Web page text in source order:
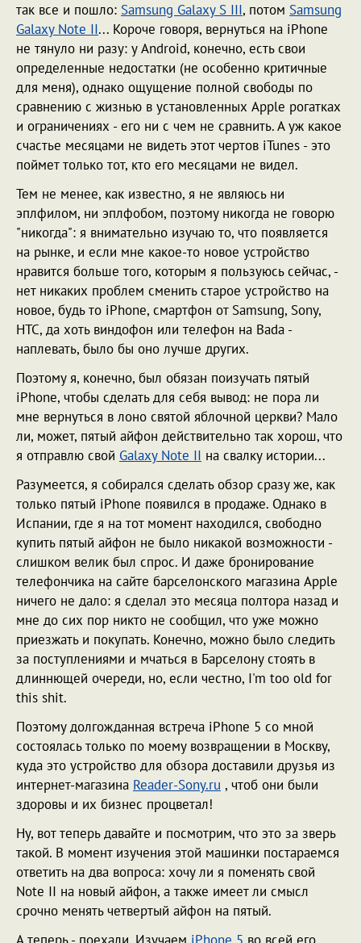
так все и пошло: Samsung Galaxy S III, потом Samsung
Galaxy Note II... Короче говоря, вернуться на iPhone
не тянуло ни разу: у Android, конечно, есть свои
определенные недостатки (не особенно критичные
для меня), однако ощущение полной свободы по
сравнению с жизнью в установленных Apple рогатках
и ограничениях - его ни с чем не сравнить. А уж какое
счастье месяцами не видеть этот чертов iTunes - это
поймет только тот, кто его месяцами не видел.
Тем не менее, как известно, я не являюсь ни
эплфилом, ни эплфобом, поэтому никогда не говорю
"никогда": я внимательно изучаю то, что появляется
на рынке, и если мне какое-то новое устройство
нравится больше того, которым я пользуюсь сейчас, -
нет никаких проблем сменить старое устройство на
новое, будь то iPhone, смартфон от Samsung, Sony,
HTC, да хоть виндофон или телефон на Bada -
наплевать, было бы оно лучше других.
Поэтому я, конечно, был обязан поизучать пятый
iPhone, чтобы сделать для себя вывод: не пора ли
мне вернуться в лоно святой яблочной церкви? Мало
ли, может, пятый айфон действительно так хорош, что
я отправлю свой Galaxy Note II на свалку истории...
Разумеется, я собирался сделать обзор сразу же, как
только пятый iPhone появился в продаже. Однако в
Испании, где я на тот момент находился, свободно
купить пятый айфон не было никакой возможности -
слишком велик был спрос. И даже бронирование
телефончика на сайте барселонского магазина Apple
ничего не дало: я сделал это месяца полтора назад и
мне до сих пор никто не сообщил, что уже можно
приезжать и покупать. Конечно, можно было следить
за поступлениями и мчаться в Барселону стоять в
длиннющей очереди, но, если честно, I'm too old for
this shit.
Поэтому долгожданная встреча iPhone 5 со мной
состоялась только по моему возвращении в Москву,
куда это устройство для обзора доставили друзья из
интернет-магазина Reader-Sony.ru , чтоб они были
здоровы и их бизнес процветал!
Ну, вот теперь давайте и посмотрим, что это за зверь
такой. В момент изучения этой машинки постараемся
ответить на два вопроса: хочу ли я поменять свой
Note II на новый айфон, а также имеет ли смысл
срочно менять четвертый айфон на пятый.